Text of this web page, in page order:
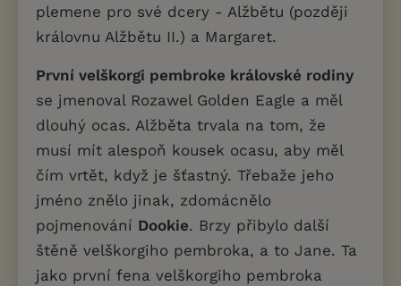
plemene pro své dcery - Alžbětu (později
královnu Alžbětu II.) a Margaret.
První velškorgi pembroke královské rodiny
se jmenoval Rozawel Golden Eagle a měl
dlouhý ocas. Alžběta trvala na tom, že
musí mít alespoň kousek ocasu, aby měl
čím vrtět, když je šťastný. Třebaže jeho
jméno znělo jinak, zdomácnělo
pojmenování Dookie. Brzy přibylo další
štěně velškorgiho pembroka, a to Jane. Ta
jako první fena velškorgiho pembroka